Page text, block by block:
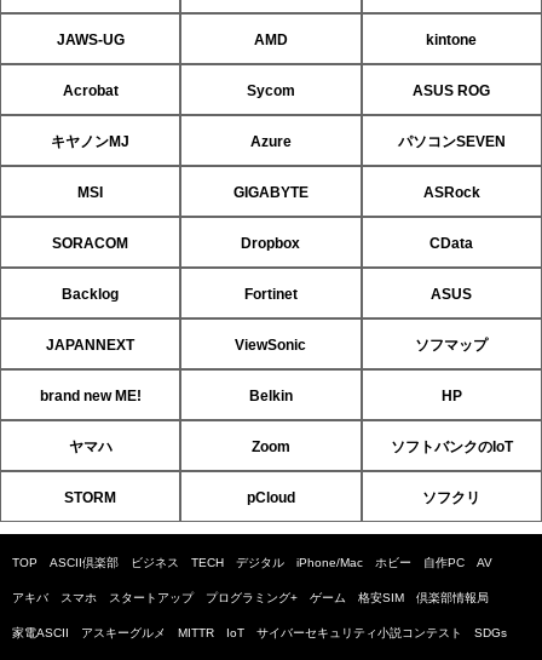
JAWS-UG AMD kintone
Acrobat Sycom ASUS ROG
キヤノンMJ Azure パソコンSEVEN
MSI GIGABYTE ASRock
SORACOM Dropbox CData
Backlog Fortinet ASUS
JAPANNEXT ViewSonic ソフマップ
brand new ME! Belkin HP
ヤマハ Zoom ソフトバンクのIoT
STORM pCloud ソフクリ
TOP ASCII倶楽部 ビジネス TECH デジタル iPhone/Mac ホビー 自作PC AV
アキバ スマホ スタートアップ プログラミング+ ゲーム 格安SIM 倶楽部情報局
家電ASCII アスキーグルメ MITTR IoT サイバーセキュリティ小説コンテスト SDGs